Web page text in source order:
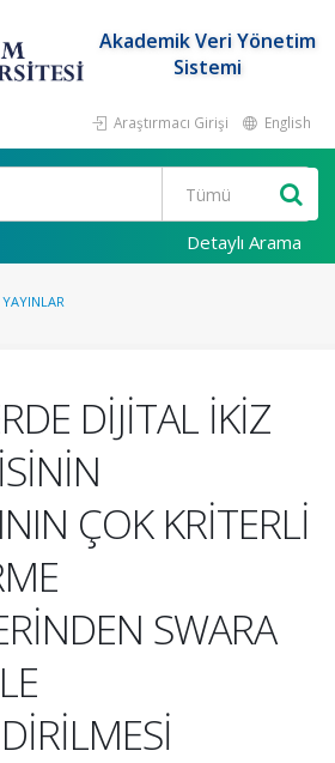
Akademik Veri Yönetim
Sistemi
Araştırmacı Girişi English
Detaylı Arama
DİJİTAL İKİZ
ÇOK KRİTERLİ
SWARA